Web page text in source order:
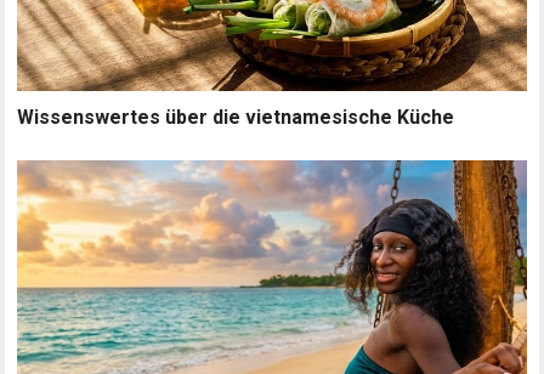
Wissenswertes über die vietnamesische Küche